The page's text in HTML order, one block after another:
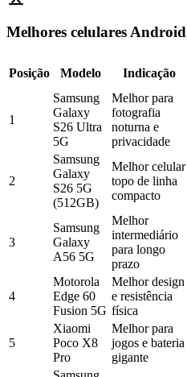
Melhores celulares Android
Posição Modelo Indicação
1
Samsung
Galaxy
S26 Ultra
5G
Melhor para
fotografia
noturna e
privacidade
2
Samsung
Galaxy
S26 5G
(512GB)
Melhor celular
topo de linha
compacto
3
Samsung
Galaxy
A56 5G
Melhor
intermediário
para longo
prazo
4
Motorola
Edge 60
Fusion 5G
Melhor design
e resistência
física
5
Xiaomi
Poco X8
Pro
Melhor para
jogos e bateria
gigante